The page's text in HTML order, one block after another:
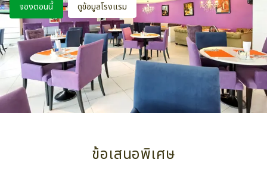
จองตอนนี้ ดูข้อมูลโรงแรม
ข้อเสนอพิเศษ